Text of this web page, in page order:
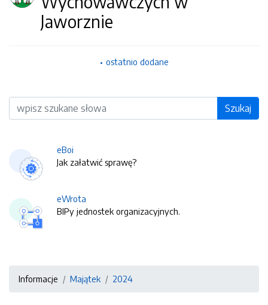
Jaworznie
ostatnio dodane
Wyszukiwarka Szukaj
eBoi
Jak załatwić sprawę?
eWrota
BIPy jednostek organizacyjnych.
Informacje Majątek 2024